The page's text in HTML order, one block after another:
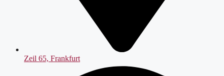
Zeil 65, Frankfurt